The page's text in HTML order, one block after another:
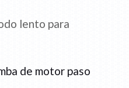
lento para
de motor paso